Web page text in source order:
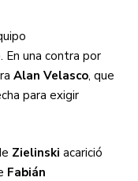
En una contra por
Alan Velasco, que
para exigir
Zielinski acarició
Fabián